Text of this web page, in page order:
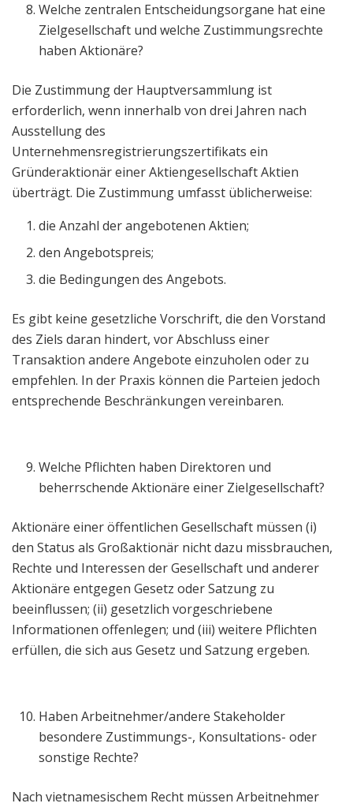
Welche zentralen Entscheidungsorgane hat eine
Zielgesellschaft und welche Zustimmungsrechte
haben Aktionäre?
Die Zustimmung der Hauptversammlung ist
erforderlich, wenn innerhalb von drei Jahren nach
Ausstellung des
Unternehmensregistrierungszertifikats ein
Gründeraktionär einer Aktiengesellschaft Aktien
überträgt. Die Zustimmung umfasst üblicherweise:
die Anzahl der angebotenen Aktien;
den Angebotspreis;
die Bedingungen des Angebots.
Es gibt keine gesetzliche Vorschrift, die den Vorstand
des Ziels daran hindert, vor Abschluss einer
Transaktion andere Angebote einzuholen oder zu
empfehlen. In der Praxis können die Parteien jedoch
entsprechende Beschränkungen vereinbaren.
Welche Pflichten haben Direktoren und
beherrschende Aktionäre einer Zielgesellschaft?
Aktionäre einer öffentlichen Gesellschaft müssen (i)
den Status als Großaktionär nicht dazu missbrauchen,
Rechte und Interessen der Gesellschaft und anderer
Aktionäre entgegen Gesetz oder Satzung zu
beeinflussen; (ii) gesetzlich vorgeschriebene
Informationen offenlegen; und (iii) weitere Pflichten
erfüllen, die sich aus Gesetz und Satzung ergeben.
Haben Arbeitnehmer/andere Stakeholder
besondere Zustimmungs-, Konsultations- oder
sonstige Rechte?
Nach vietnamesischem Recht müssen Arbeitnehmer